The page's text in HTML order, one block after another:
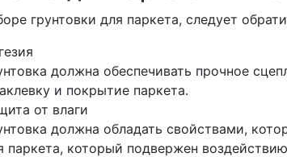
грунтовки для паркета, следует
должна обеспечивать прочное
и покрытие паркета.
от влаги
должна обладать свойствами,
паркета, который подвержен